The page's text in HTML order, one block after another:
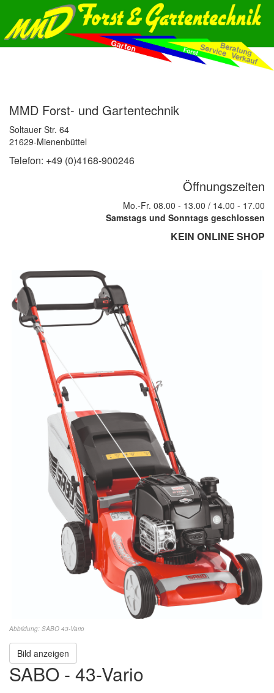
MMD Forst- und Gartentechnik
Soltauer Str. 64
21629-Mienenbüttel
Telefon: +49 (0)4168-900246
Öffnungszeiten
Mo.-Fr. 08.00 - 13.00 / 14.00 - 17.00
Samstags und Sonntags geschlossen
KEIN ONLINE SHOP
Abbildung: SABO 43-Vario
Bild anzeigen
SABO - 43-Vario